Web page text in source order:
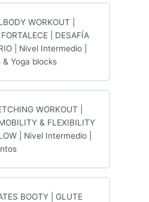
WORKOUT |
| DESAFÍA
| Nivel Intermedio |
Yoga blocks
WORKOUT |
& FLEXIBILITY
| Nivel Intermedio |
BOOTY | GLUTE